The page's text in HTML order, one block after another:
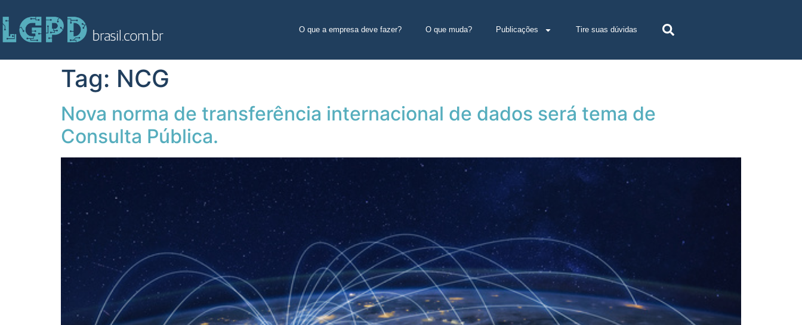
O que a empresa deve fazer? O que muda? Publicações Tire suas dúvidas
Tag: NCG
Nova norma de transferência internacional de dados será tema de
Consulta Pública.